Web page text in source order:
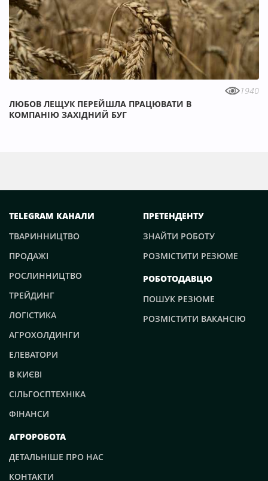
1940
ЛЮБОВ ЛЕЩУК ПЕРЕЙШЛА ПРАЦЮВАТИ В
КОМПАНІЮ ЗАХІДНИЙ БУГ
TELEGRAM КАНАЛИ
ТВАРИННИЦТВО
ПРОДАЖІ
РОСЛИННИЦТВО
ТРЕЙДИНГ
ЛОГІСТИКА
АГРОХОЛДИНГИ
ЕЛЕВАТОРИ
В КИЄВІ
СІЛЬГОСПТЕХНІКА
ФІНАНСИ
ПРЕТЕНДЕНТУ
ЗНАЙТИ РОБОТУ
РОЗМІСТИТИ РЕЗЮМЕ
РОБОТОДАВЦЮ
ПОШУК РЕЗЮМЕ
РОЗМІСТИТИ ВАКАНСІЮ
АГРОРОБОТА
ДЕТАЛЬНІШЕ ПРО НАС
КОНТАКТИ